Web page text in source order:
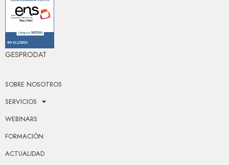
GESPRODAT
SOBRE NOSOTROS
SERVICIOS
WEBINARS
FORMACIÓN
ACTUALIDAD